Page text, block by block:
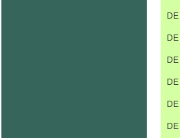
DE
DE
DE
DE
DE
DE